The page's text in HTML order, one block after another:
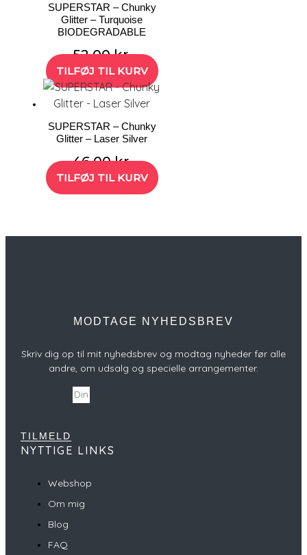
SUPERSTAR – Chunky
Glitter – Turquoise
BIODEGRADABLE
52,00kr.
TILFØJ TIL KURV
SUPERSTAR – Chunky
Glitter – Laser Silver
46,00kr.
TILFØJ TIL KURV
MODTAGE NYHEDSBREV
Skriv dig op til mit nyhedsbrev og modtag nyheder før alle
andre, om udsalg og specielle arrangementer.
TILMELD
NYTTIGE LINKS
Webshop
Om mig
Blog
FAQ